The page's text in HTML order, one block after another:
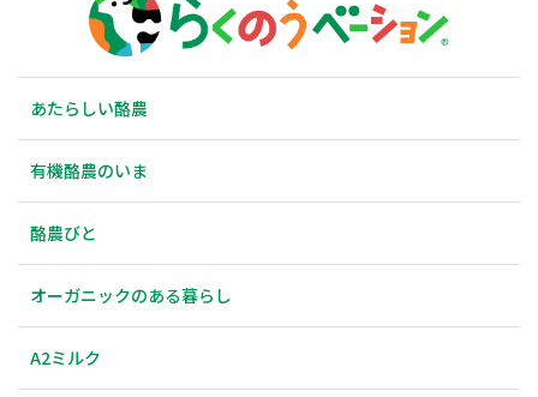
あたらしい酪農
有機酪農のいま
酪農びと
オーガニックのある暮らし
A2ミルク